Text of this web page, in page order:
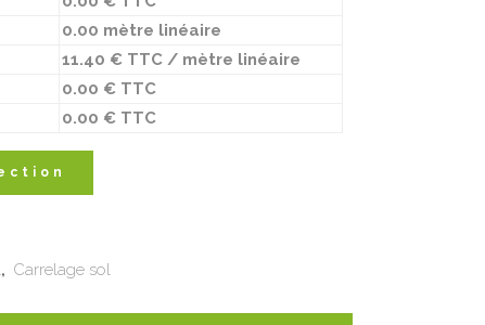
0.00 mètre linéaire
11.40 € TTC / mètre linéaire
0.00 € TTC
0.00 € TTC
, Carrelage sol